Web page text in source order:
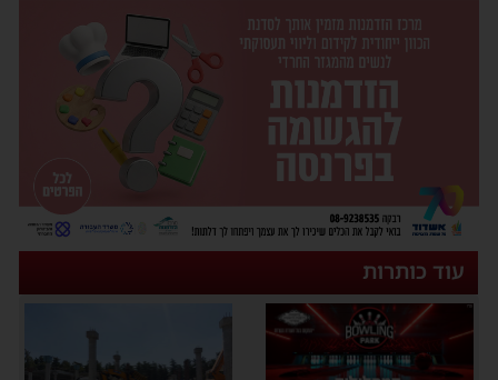
עוד כותרות